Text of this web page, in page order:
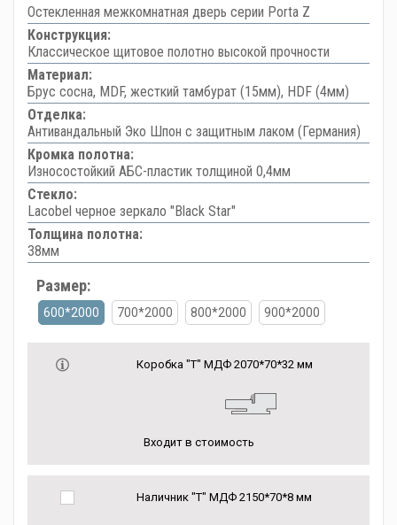
Остекленная межкомнатная дверь серии Porta Z
Конструкция:
Классическое щитовое полотно высокой прочности
Материал:
Брус сосна, MDF, жесткий тамбурат (15мм), HDF (4мм)
Отделка:
Антивандальный Эко Шпон с защитным лаком (Германия)
Кромка полотна:
Износостойкий АБС-пластик толщиной 0,4мм
Стекло:
Lacobel черное зеркало "Black Star"
Толщина полотна:
38мм
Размер:
600*2000 700*2000 800*2000 900*2000
Коробка "Т" МДФ 2070*70*32 мм
Входит в стоимость
Наличник "Т" МДФ 2150*70*8 мм